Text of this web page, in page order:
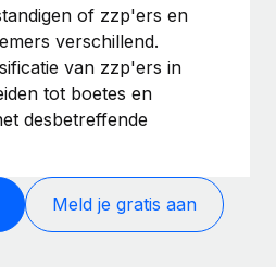
of zzp'ers en
verschillend.
van zzp'ers in
tot boetes en
desbetreffende
Meld je gratis aan